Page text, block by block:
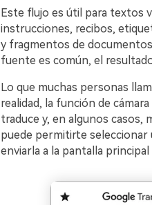
Este flujo es útil para textos
instrucciones, recibos,
y fragmentos de
fuente es común, el
Lo que muchas personas
realidad, la función de
traduce y, en algunos casos,
puede permitirte seleccionar
enviarla a la pantalla